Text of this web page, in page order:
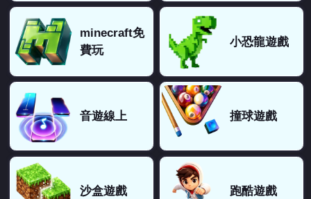
minecraft免
費玩
小恐龍遊戲
音遊線上 撞球遊戲
沙盒遊戲 跑酷遊戲